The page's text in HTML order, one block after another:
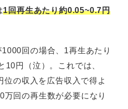
1回再生あたり約0.05~0.7円
回の場合、1再生あたり
10円（泣）。これでは、
の収入を広告収入で得よ
万回の再生数が必要になり